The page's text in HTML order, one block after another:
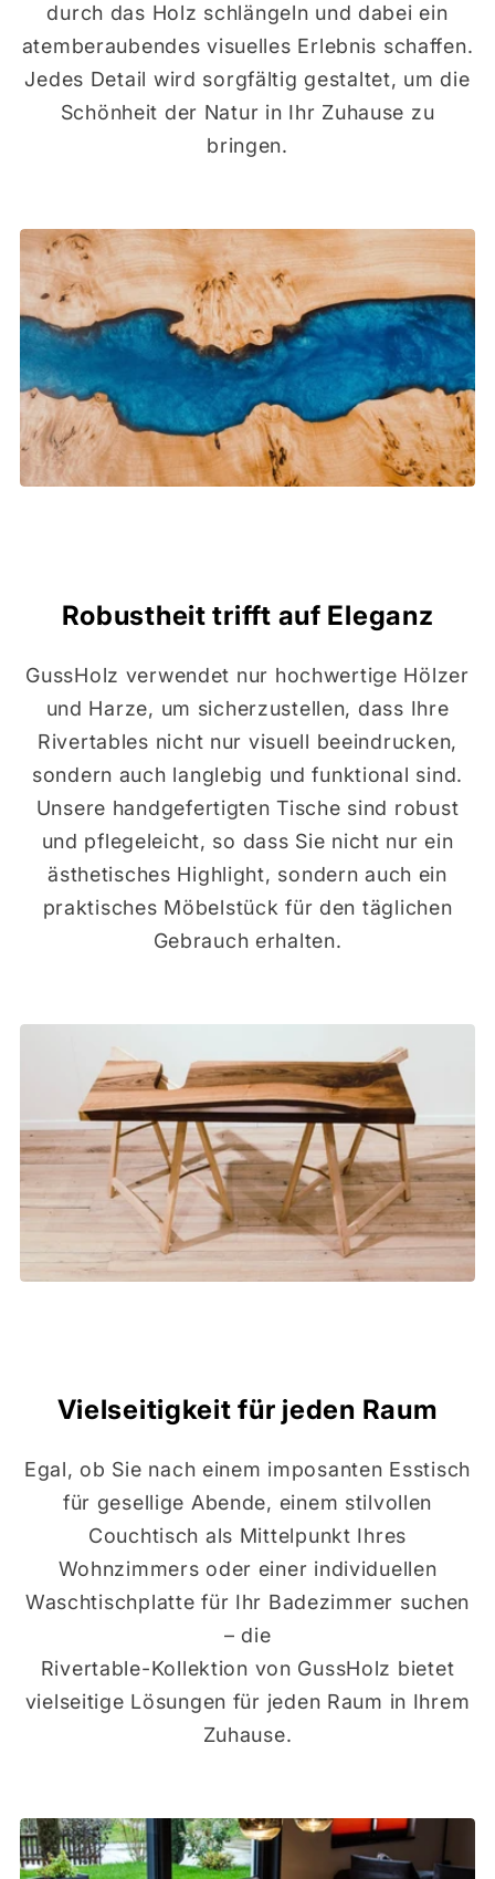
durch das Holz schlängeln und dabei ein
atemberaubendes visuelles Erlebnis schaffen.
Jedes Detail wird sorgfältig gestaltet, um die
Schönheit der Natur in Ihr Zuhause zu
bringen.
Robustheit trifft auf Eleganz
GussHolz verwendet nur hochwertige Hölzer
und Harze, um sicherzustellen, dass Ihre
Rivertables nicht nur visuell beeindrucken,
sondern auch langlebig und funktional sind.
Unsere handgefertigten Tische sind robust
und pflegeleicht, so dass Sie nicht nur ein
ästhetisches Highlight, sondern auch ein
praktisches Möbelstück für den täglichen
Gebrauch erhalten.
Vielseitigkeit für jeden Raum
Egal, ob Sie nach einem imposanten Esstisch
für gesellige Abende, einem stilvollen
Couchtisch als Mittelpunkt Ihres
Wohnzimmers oder einer individuellen
Waschtischplatte für Ihr Badezimmer suchen
– die
Rivertable-Kollektion von GussHolz bietet
vielseitige Lösungen für jeden Raum in Ihrem
Zuhause.